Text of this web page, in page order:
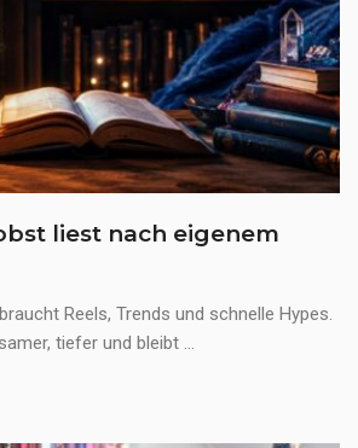
liest nach eigenem
Reels, Trends und schnelle Hypes.
tiefer und bleibt ...